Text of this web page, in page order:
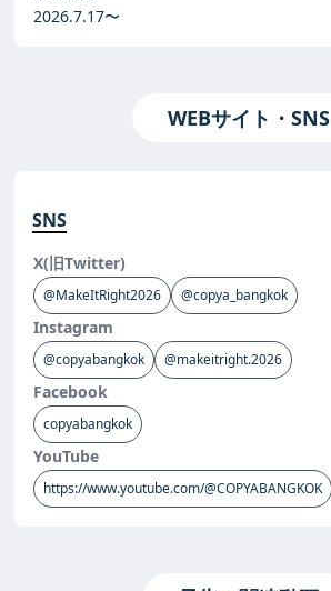
2026.7.17〜
WEBサイト・SNS
SNS
X(旧Twitter)
@MakeItRight2026 @copya_bangkok
Instagram
@copyabangkok @makeitright.2026
Facebook
copyabangkok
YouTube
https://www.youtube.com/@COPYABANGKOK